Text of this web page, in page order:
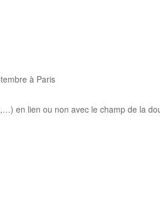
à Paris
en lien ou non avec le champ de la